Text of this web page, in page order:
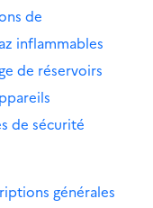
de
inflammables
de réservoirs
de sécurité
générales